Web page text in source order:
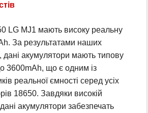
LG MJ1 мають високу реальну
За результатами наших
дані акумулятори мають типову
3600mAh, що є одним із
реальної ємності серед усіх
18650. Завдяки високій
акумулятори забезпечать